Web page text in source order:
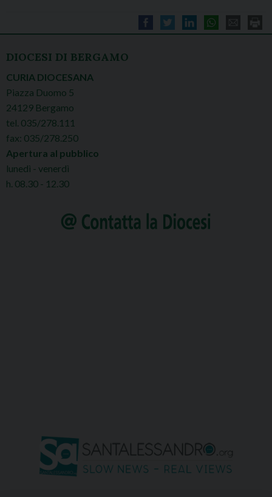
DIOCESI DI BERGAMO
CURIA DIOCESANA
Piazza Duomo 5
24129 Bergamo
tel. 035/278.111
fax: 035/278.250
Apertura al pubblico
lunedì - venerdì
h. 08.30 - 12.30